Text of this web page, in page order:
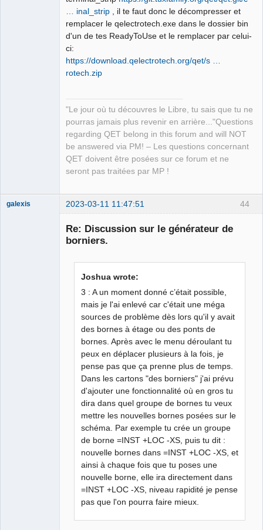
… inal_strip , il te faut donc le décompresser et
remplacer le qelectrotech.exe dans le dossier bin
d'un de tes ReadyToUse et le remplacer par celui-
ci:
https://download.qelectrotech.org/qet/s …
rotech.zip
"Le jour où tu découvres le Libre, tu sais que tu ne
pourras jamais plus revenir en arrière..."Questions
regarding QET belong in this forum and will NOT
be answered via PM! – Les questions concernant
QET doivent être posées sur ce forum et ne
seront pas traitées par MP !
44
galexis 2023-03-11 11:47:51
Re: Discussion sur le générateur de
borniers.
Joshua wrote:
3 : A un moment donné c’était possible,
mais je l'ai enlevé car c'était une méga
sources de problème dès lors qu'il y avait
des bornes à étage ou des ponts de
bornes. Après avec le menu déroulant tu
peux en déplacer plusieurs à la fois, je
pense pas que ça prenne plus de temps.
Dans les cartons "des borniers" j'ai prévu
d'ajouter une fonctionnalité où en gros tu
dira dans quel groupe de bornes tu veux
mettre les nouvelles bornes posées sur le
schéma. Par exemple tu crée un groupe
de borne =INST +LOC -XS, puis tu dit :
nouvelle bornes dans =INST +LOC -XS, et
ainsi à chaque fois que tu poses une
nouvelle borne, elle ira directement dans
=INST +LOC -XS, niveau rapidité je pense
pas que l'on pourra faire mieux.